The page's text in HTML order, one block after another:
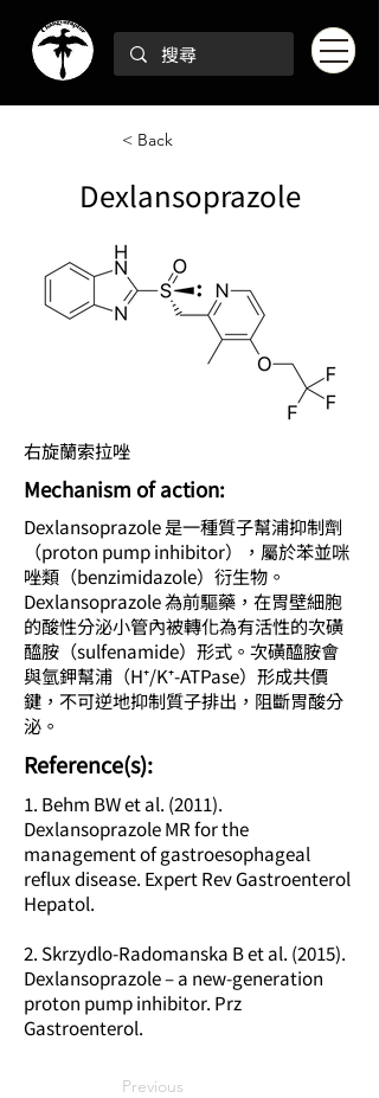
< Back
Dexlansoprazole
右旋蘭索拉唑
Mechanism of action:
Dexlansoprazole 是一種質子幫浦抑制劑
（proton pump inhibitor），屬於苯並咪
唑類（benzimidazole）衍生物。
Dexlansoprazole 為前驅藥，在胃壁細胞
的酸性分泌小管內被轉化為有活性的次磺
醯胺（sulfenamide）形式。次磺醯胺會
與氫鉀幫浦（H⁺/K⁺-ATPase）形成共價
鍵，不可逆地抑制質子排出，阻斷胃酸分
泌。
​Reference(s):
1. Behm BW et al. (2011).
Dexlansoprazole MR for the
management of gastroesophageal
reflux disease. Expert Rev Gastroenterol
Hepatol.
2. Skrzydlo-Radomanska B et al. (2015).
Dexlansoprazole – a new-generation
proton pump inhibitor. Prz
Gastroenterol.
Previous